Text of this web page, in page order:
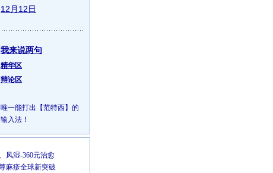
12月12日
我来说两句
精华区
辩论区
唯一能打出【范特西】的
输入法！